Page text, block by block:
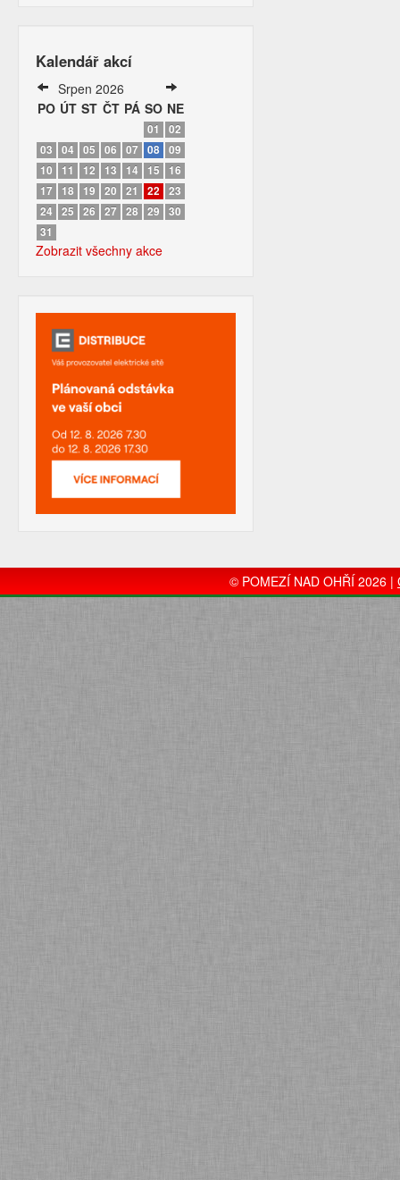
Kalendář akcí
Srpen 2026
PO ÚT ST ČT PÁ SO NE
01
02
03
04 05 06 07 08 09
10
11 12 13 14 15
16
17 18 19 20 21 22
23
24
25 26 27 28 29
30
31
Zobrazit všechny akce
© POMEZÍ NAD OHŘÍ 2026 |